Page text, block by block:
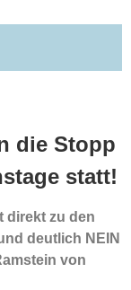
die Stopp
statt!
direkt zu den
deutlich NEIN
von